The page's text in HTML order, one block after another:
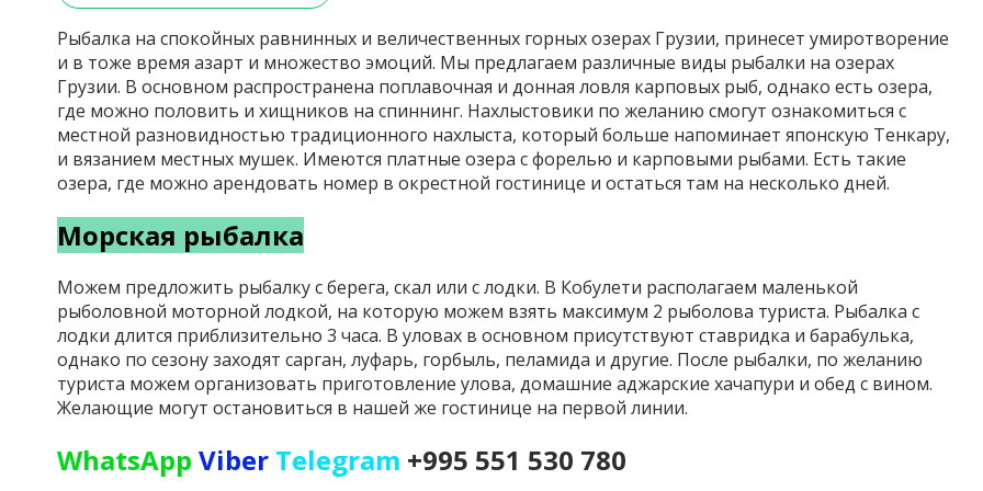
Рыбалка на спокойных равнинных и величественных горных озерах Грузии, принесет умиротворение
и в тоже время азарт и множество эмоций. Мы предлагаем различные виды рыбалки на озерах
Грузии. В основном распространена поплавочная и донная ловля карповых рыб, однако есть озера,
где можно половить и хищников на спиннинг. Нахлыстовики по желанию смогут ознакомиться с
местной разновидностью традиционного нахлыста, который больше напоминает японскую Тенкару,
и вязанием местных мушек. Имеются платные озера с форелью и карповыми рыбами. Есть такие
озера, где можно арендовать номер в окрестной гостинице и остаться там на несколько дней.
Морская рыбалка
Можем предложить рыбалку с берега, скал или с лодки. В Кобулети располагаем маленькой
рыболовной моторной лодкой, на которую можем взять максимум 2 рыболова туриста. Рыбалка с
лодки длится приблизительно 3 часа. В уловах в основном присутствуют ставридка и барабулька,
однако по сезону заходят сарган, луфарь, горбыль, пеламида и другие. После рыбалки, по желанию
туриста можем организовать приготовление улова, домашние аджарские хачапури и обед с вином.
Желающие могут остановиться в нашей же гостинице на первой линии.
WhatsApp Viber Telegram +995 551 530 780